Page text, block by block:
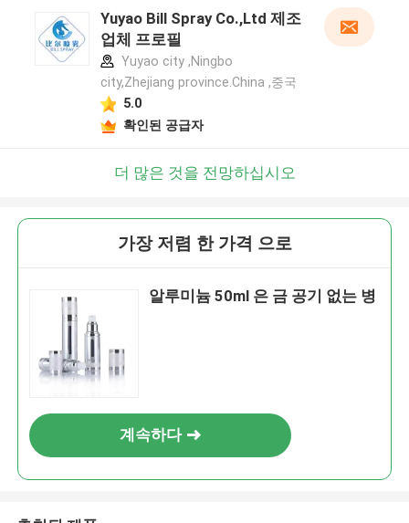
Yuyao Bill Spray Co.,Ltd 제조
업체 프로필
Yuyao city ,Ningbo
city,Zhejiang province.China ,중국
5.0
확인된 공급자
더 많은 것을 전망하십시오
가장 저렴 한 가격 으로
알루미늄 50ml 은 금 공기 없는 병
계속하다